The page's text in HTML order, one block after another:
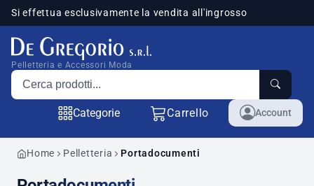
Si effettua esclusivamente la vendita all'ingrosso
Pelletteria e Accessori Moda
Cerca prodotti
Categorie Carrello Account
Home Pelletteria Portadocumenti